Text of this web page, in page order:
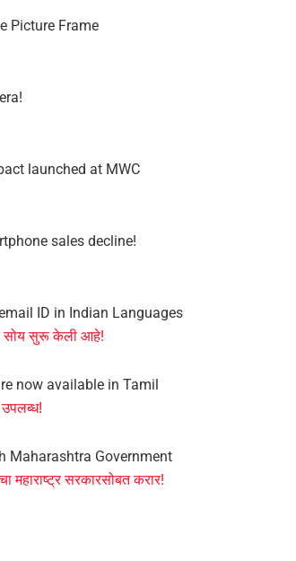
Picture Frame
launched at MWC
sales decline!
ID in Indian Languages
सोय सुरू केली आहे!
now available in Tamil
Maharashtra Government
महाराष्ट्र सरकारसोबत करार!